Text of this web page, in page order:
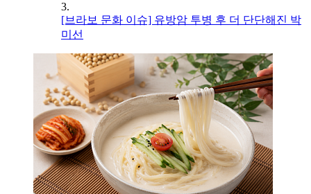
3.
[브라보 문화 이슈] 유방암 투병 후 더 단단해진 박
미선